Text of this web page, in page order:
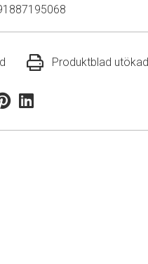
Produktblad utökad
Linkedin